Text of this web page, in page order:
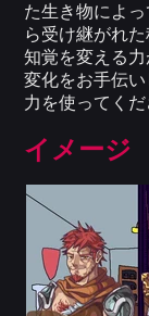
た生き物によ
ら受け継がれ
知覚を変える
変化をお手伝
力を使ってくだ
イメージ